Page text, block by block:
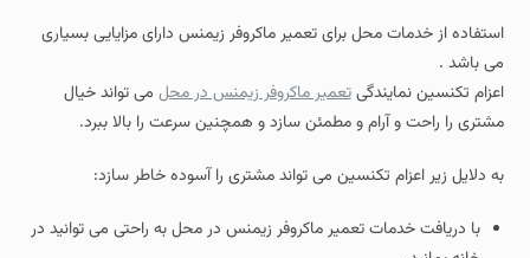
استفاده از خدمات محل برای تعمیر ماکروفر زیمنس دارای مزایایی بسیاری
می باشد .
اعزام تکنسین نمایندگیتعمیر ماکروفر زیمنس در محل می تواند خیال
مشتری را راحت و آرام و مطمئن سازد و همچنین سرعت را بالا ببرد.
به دلایل زیر اعزام تکنسین می تواند مشتری را آسوده خاطر سازد:
با دریافت خدمات تعمیر ماکروفر زیمنس در محل به راحتی می توانید در